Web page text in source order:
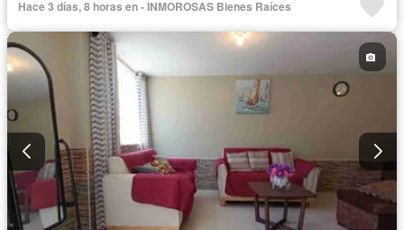
Área para niños
Jardín Parrilla Sin amoblar
Hace 3 días, 8 horas en - INMOROSAS Bienes Raíces